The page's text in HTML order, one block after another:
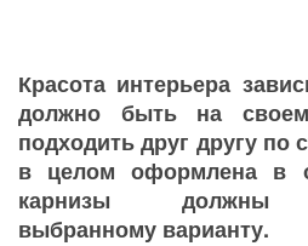
Красота интерьера
должно быть на
подходить друг другу по
в целом оформлена в
карнизы должны
выбранному варианту.